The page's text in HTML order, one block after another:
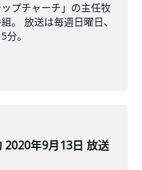
プチャーチ」の主任牧
。 放送は毎週日曜日、
。
2020年9月13日 放送